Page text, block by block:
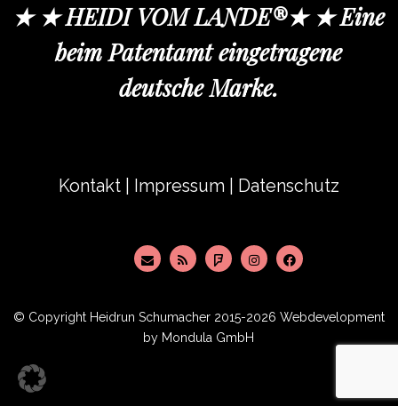
★ ★ HEIDI VOM LANDE®★ ★ Eine
beim Patentamt eingetragene
deutsche Marke.
Kontakt Impressum Datenschutz
© Copyright Heidrun Schumacher 2015-2026 Webdevelopment
by Mondula GmbH